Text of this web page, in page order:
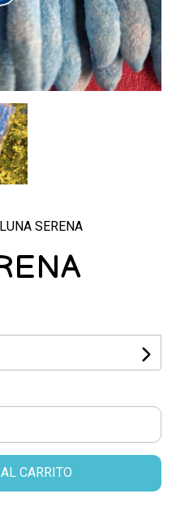
LUNA SERENA
CARRITO